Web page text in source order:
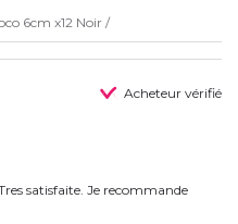
6cm x12 Noir /
Acheteur vérifié
satisfaite. Je recommande